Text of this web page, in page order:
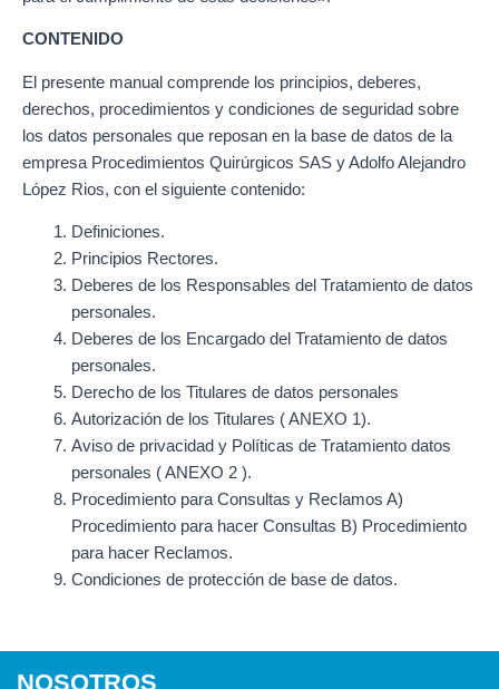
CONTENIDO
El presente manual comprende los principios, deberes,
derechos, procedimientos y condiciones de seguridad sobre
los datos personales que reposan en la base de datos de la
empresa Procedimientos Quirúrgicos SAS y Adolfo Alejandro
López Rios, con el siguiente contenido:
Definiciones.
Principios Rectores.
Deberes de los Responsables del Tratamiento de datos
personales.
Deberes de los Encargado del Tratamiento de datos
personales.
Derecho de los Titulares de datos personales
Autorización de los Titulares ( ANEXO 1).
Aviso de privacidad y Políticas de Tratamiento datos
personales ( ANEXO 2 ).
Procedimiento para Consultas y Reclamos A)
Procedimiento para hacer Consultas B) Procedimiento
para hacer Reclamos.
Condiciones de protección de base de datos.
NOSOTROS